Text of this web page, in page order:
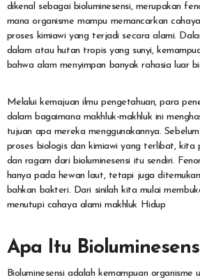
dikenal sebagai bioluminesensi, merupakan
mana organisme mampu memancarkan
proses kimiawi yang terjadi secara alami.
dalam atau hutan tropis yang sunyi,
bahwa alam menyimpan banyak rahasia luar
Melalui kemajuan ilmu pengetahuan, para
dalam bagaimana makhluk-makhluk ini
tujuan apa mereka menggunakannya.
proses biologis dan kimiawi yang terlibat, kita
dan ragam dari bioluminesensi itu sendiri.
hanya pada hewan laut, tetapi juga
bahkan bakteri. Dari sinilah kita mulai
menutupi cahaya alami makhluk Hidup
Apa Itu
Bioluminesensi adalah kemampuan organisme